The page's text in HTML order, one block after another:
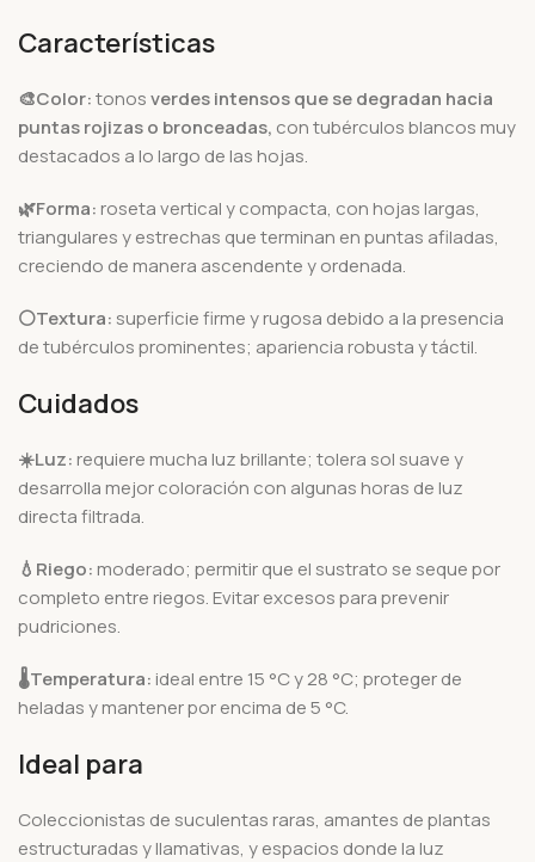
Características
🎨Color:tonosverdes intensos que se degradan hacia
puntas rojizas o bronceadas, con tubérculos blancos muy
destacados a lo largo de las hojas.
🌿Forma: roseta vertical y compacta, con hojas largas,
triangulares y estrechas que terminan en puntas afiladas,
creciendo de manera ascendente y ordenada.
⚪Textura: superficie firme y rugosa debido a la presencia
de tubérculos prominentes; apariencia robusta y táctil.
Cuidados
☀️Luz: requiere mucha luz brillante; tolera sol suave y
desarrolla mejor coloración con algunas horas de luz
directa filtrada.
💧 Riego: moderado; permitir que el sustrato se seque por
completo entre riegos. Evitar excesos para prevenir
pudriciones.
🌡️Temperatura: ideal entre 15 °C y 28 °C; proteger de
heladas y mantener por encima de 5 °C.
Ideal para
Coleccionistas de suculentas raras, amantes de plantas
estructuradas y llamativas, y espacios donde la luz